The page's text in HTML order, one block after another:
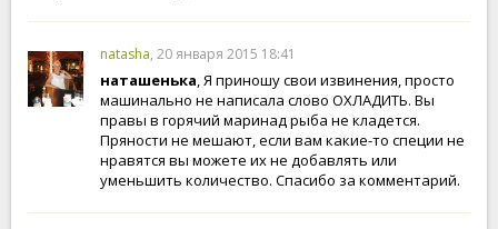
natasha, 20 января 2015 18:41
наташенька, Я приношу свои извинения, просто
машинально не написала слово ОХЛАДИТЬ. Вы
правы в горячий маринад рыба не кладется.
Пряности не мешают, если вам какие-то специи не
нравятся вы можете их не добавлять или
уменьшить количество. Спасибо за комментарий.